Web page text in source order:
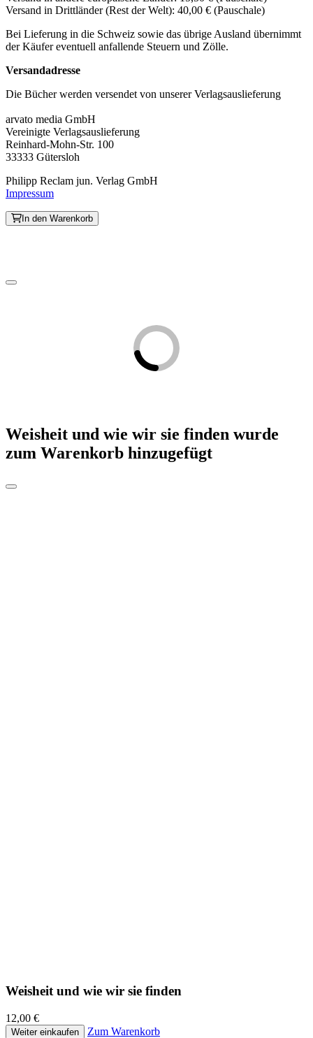
Versand in Drittländer (Rest der Welt): 40,00 € (Pauschale)
Bei Lieferung in die Schweiz sowie das übrige Ausland übernimmt
der Käufer eventuell anfallende Steuern und Zölle.
Versandadresse
Die Bücher werden versendet von unserer Verlagsauslieferung
arvato media GmbH
Vereinigte Verlagsauslieferung
Reinhard-Mohn-Str. 100
33333 Gütersloh
Philipp Reclam jun. Verlag GmbH
Impressum
In den Warenkorb
Weisheit und wie wir sie finden wurde
zum Warenkorb hinzugefügt
Weisheit und wie wir sie finden
12,00 €
Weiter einkaufen Zum Warenkorb